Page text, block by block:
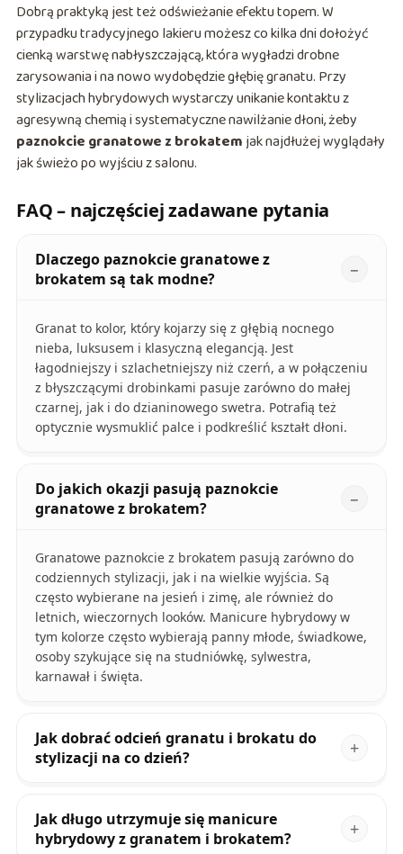
Dobrą praktyką jest też odświeżanie efektu topem. W
przypadku tradycyjnego lakieru możesz co kilka dni dołożyć
cienką warstwę nabłyszczającą, która wygładzi drobne
zarysowania i na nowo wydobędzie głębię granatu. Przy
stylizacjach hybrydowych wystarczy unikanie kontaktu z
agresywną chemią i systematyczne nawilżanie dłoni, żeby
paznokcie granatowe z brokatemjak najdłużej wyglądały
jak świeżo po wyjściu z salonu.
FAQ – najczęściej zadawane pytania
Dlaczego paznokcie granatowe z
brokatem są tak modne?
Granat to kolor, który kojarzy się z głębią nocnego
nieba, luksusem i klasyczną elegancją. Jest
łagodniejszy i szlachetniejszy niż czerń, a w połączeniu
z błyszczącymi drobinkami pasuje zarówno do małej
czarnej, jak i do dzianinowego swetra. Potrafią też
optycznie wysmuklić palce i podkreślić kształt dłoni.
Do jakich okazji pasują paznokcie
granatowe z brokatem?
Granatowe paznokcie z brokatem pasują zarówno do
codziennych stylizacji, jak i na wielkie wyjścia. Są
często wybierane na jesień i zimę, ale również do
letnich, wieczornych looków. Manicure hybrydowy w
tym kolorze często wybierają panny młode, świadkowe,
osoby szykujące się na studniówkę, sylwestra,
karnawał i święta.
Jak dobrać odcień granatu i brokatu do
stylizacji na co dzień?
Jak długo utrzymuje się manicure
hybrydowy z granatem i brokatem?